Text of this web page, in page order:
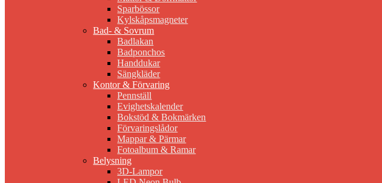
Sparbössor
Kylskåpsmagneter
Bad- & Sovrum
Badlakan
Badponchos
Handdukar
Sängkläder
Kontor & Förvaring
Pennställ
Evighetskalender
Bokstöd & Bokmärken
Förvaringslådor
Mappar & Pärmar
Fotoalbum & Ramar
Belysning
3D-Lampor